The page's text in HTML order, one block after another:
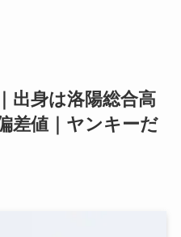
出身は洛陽総合高
差値｜ヤンキーだ